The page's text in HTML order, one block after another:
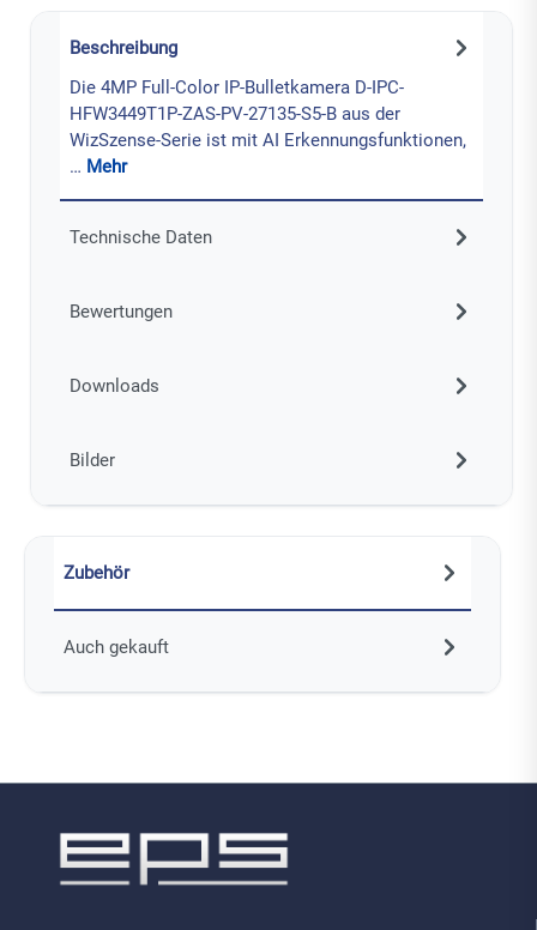
Beschreibung
Die 4MP Full-Color IP-Bulletkamera D-IPC-
HFW3449T1P-ZAS-PV-27135-S5-B aus der
WizSzense-Serie ist mit AI Erkennungsfunktionen,
… Mehr
Technische Daten
Bewertungen
Downloads
Bilder
Zubehör
Auch gekauft